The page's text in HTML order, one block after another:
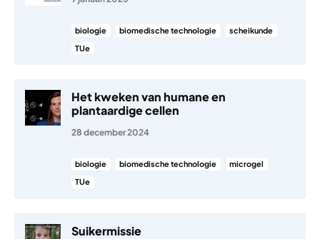
biologie biomedische technologie
scheikunde
TUe
Het kweken van humane en
plantaardige cellen
28 december 2024
biologie biomedische technologie
microgel
TUe
Suikermissie